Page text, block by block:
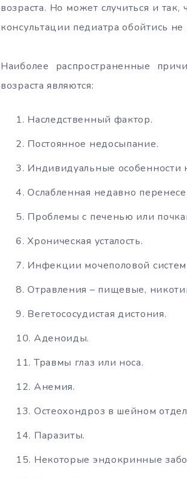
возраста. Но может случиться и
консультации педиатра обойтись не
Наиболее распространенные
возраста являются:
Наследственный фактор.
Постоянное недосыпание.
Индивидуальные особенности
Ослабленная недавно
Проблемы с печенью или
Хроническая усталость.
Инфекции мочеполовой
Отравления – пищевые,
Вегетососудистая дистония.
Аденоиды.
Травмы глаз или носа.
Анемия.
Остеохондроз в шейном
Паразиты.
Некоторые эндокринные